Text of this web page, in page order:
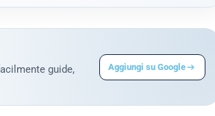
guide,
Aggiungi su Google